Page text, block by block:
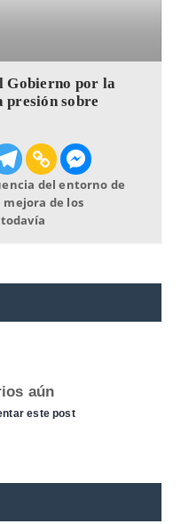
Gobierno por la
presión sobre
del entorno de
de los
aún
este post